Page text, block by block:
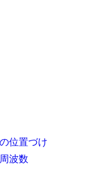
位置づけ
波数